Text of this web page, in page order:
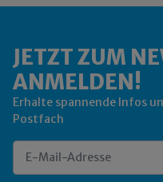
JETZT ZUM
ANMELDEN!
Erhalte spannende Infos
Postfach